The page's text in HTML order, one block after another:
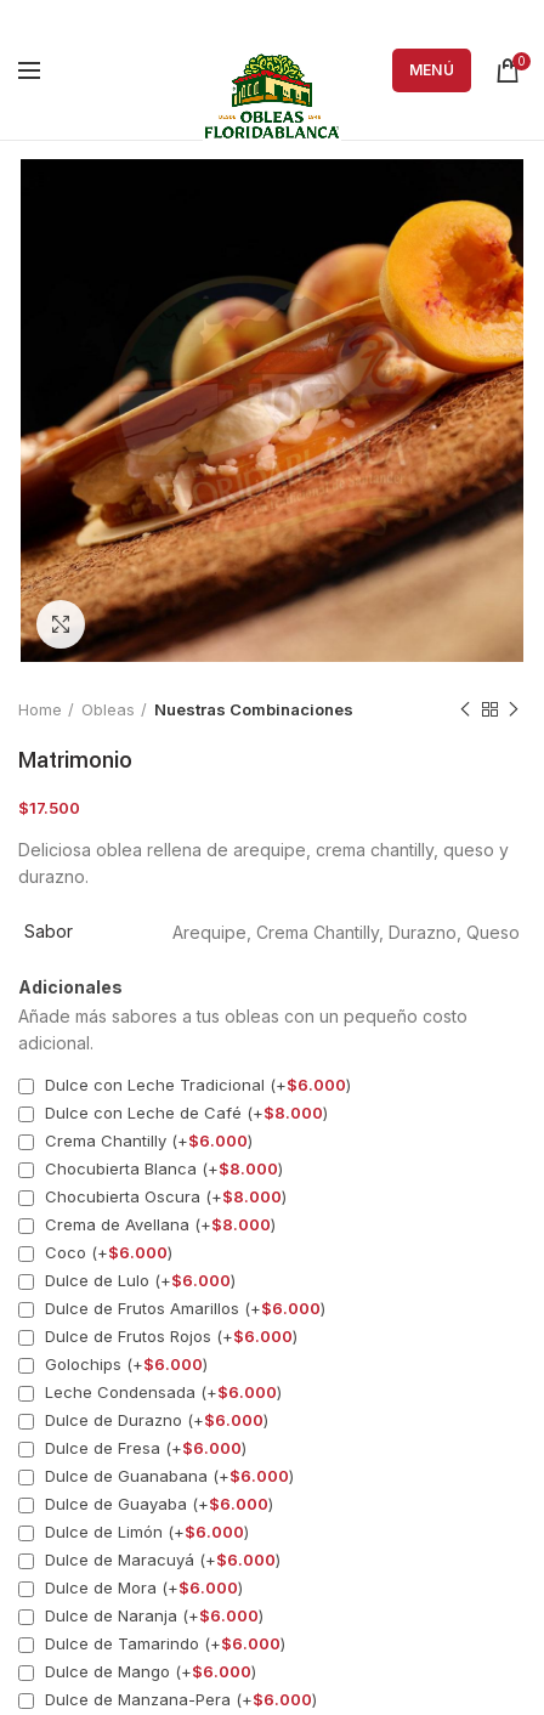
MENÚ 0
Clic para ampliar
Home Obleas Nuestras Combinaciones
Matrimonio
$17.500
Deliciosa oblea rellena de arequipe, crema chantilly, queso y
durazno.
Sabor Arequipe, Crema Chantilly, Durazno, Queso
Adicionales
Añade más sabores a tus obleas con un pequeño costo
adicional.
Dulce con Leche Tradicional (+$6.000)
Dulce con Leche de Café (+$8.000)
Crema Chantilly (+$6.000)
Chocubierta Blanca (+$8.000)
Chocubierta Oscura (+$8.000)
Crema de Avellana (+$8.000)
Coco (+$6.000)
Dulce de Lulo (+$6.000)
Dulce de Frutos Amarillos (+$6.000)
Dulce de Frutos Rojos (+$6.000)
Golochips (+$6.000)
Leche Condensada (+$6.000)
Dulce de Durazno (+$6.000)
Dulce de Fresa (+$6.000)
Dulce de Guanabana (+$6.000)
Dulce de Guayaba (+$6.000)
Dulce de Limón (+$6.000)
Dulce de Maracuyá (+$6.000)
Dulce de Mora (+$6.000)
Dulce de Naranja (+$6.000)
Dulce de Tamarindo (+$6.000)
Dulce de Mango (+$6.000)
Dulce de Manzana-Pera (+$6.000)